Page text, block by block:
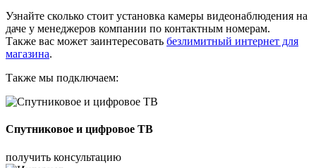
Узнайте сколько стоит установка камеры видеонаблюдения на
даче у менеджеров компании по контактным номерам.
Также вас может заинтересовать безлимитный интернет для
магазина.
Также мы подключаем:
Спутниковое и цифровое ТВ
получить консультацию